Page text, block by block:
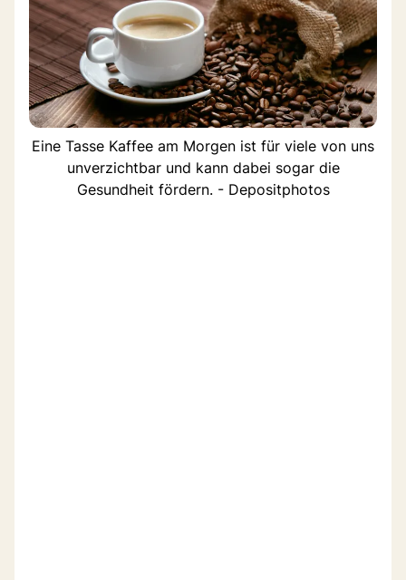
Eine Tasse Kaffee am Morgen ist für viele von uns
unverzichtbar und kann dabei sogar die
Gesundheit fördern. - Depositphotos